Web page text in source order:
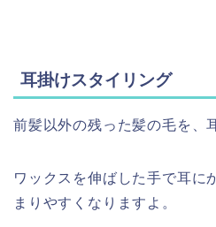
耳掛けスタイリング
前髪以外の残った髪の毛を、
ワックスを伸ばした手で耳に
まりやすくなりますよ。